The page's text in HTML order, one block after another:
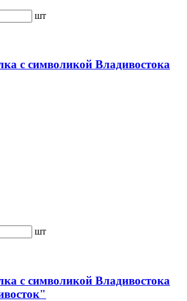
шт
с символикой Владивостока
шт
с символикой Владивостока